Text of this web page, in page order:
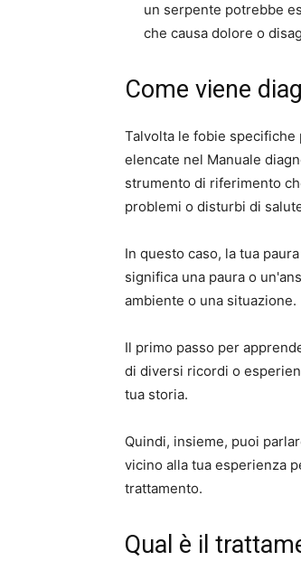
un serpente potrebbe
che causa dolore o
Come viene
Talvolta le fobie
elencate nel Manuale
strumento di riferimento
problemi o disturbi di
In questo caso, la tua
significa una paura o
ambiente o una situazione.
Il primo passo per
di diversi ricordi o
tua storia.
Quindi, insieme, puoi
vicino alla tua esperienza
trattamento.
Qual è il